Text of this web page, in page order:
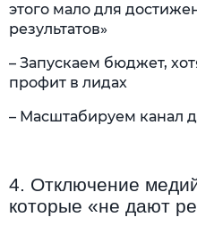
этого мало для
результатов»
– Запускаем бюджет,
профит в лидах
– Масштабируем канал
4. Отключение
которые «не дают